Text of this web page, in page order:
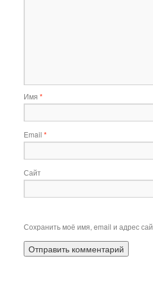
Имя *
Email *
Сайт
Сохранить моё имя, email и адрес